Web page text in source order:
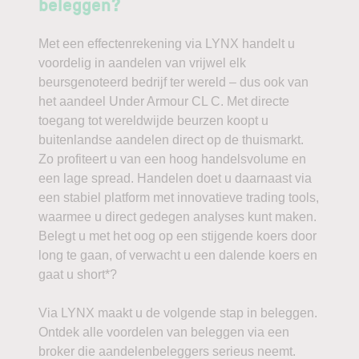
Met een effectenrekening via LYNX handelt u
voordelig in aandelen van vrijwel elk
beursgenoteerd bedrijf ter wereld – dus ook van
het aandeel Under Armour CL C. Met directe
toegang tot wereldwijde beurzen koopt u
buitenlandse aandelen direct op de thuismarkt.
Zo profiteert u van een hoog handelsvolume en
een lage spread. Handelen doet u daarnaast via
een stabiel platform met innovatieve trading tools,
waarmee u direct gedegen analyses kunt maken.
Belegt u met het oog op een stijgende koers door
long te gaan, of verwacht u een dalende koers en
gaat u short*?
Via LYNX maakt u de volgende stap in beleggen.
Ontdek alle voordelen van beleggen via een
broker die aandelenbeleggers serieus neemt.